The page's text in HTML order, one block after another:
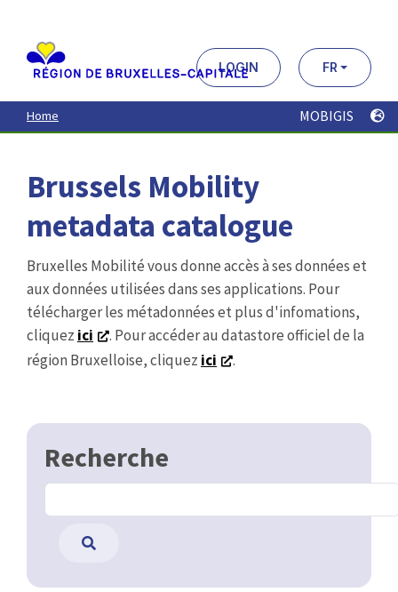
contenu
principal
LOGIN FR
Home MOBIGIS
Brussels Mobility
metadata catalogue
Bruxelles Mobilité vous donne accès à ses données et
aux données utilisées dans ses applications. Pour
télécharger les métadonnées et plus d'infomations,
cliquez ici
. Pour accéder au datastore officiel de la
région Bruxelloise, cliquez ici .
Recherche